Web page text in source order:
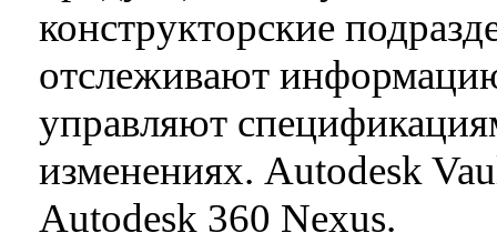
конструкторские
отслеживают
управляют
изменениях. Autodesk
Autodesk 360 Nexus.